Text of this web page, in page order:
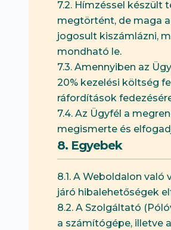
7.2. Hímzéssel készült
megtörtént, de maga
jogosult kiszámlázni,
mondható le.
7.3. Amennyiben az
20% kezelési költség
ráfordítások
7.4. Az Ügyfél a
megismerte és
8. Egyebek
8.1. A Weboldalon
járó hibalehetőségek
8.2. A Szolgáltató
a számítógépe, illetve